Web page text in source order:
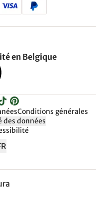
en Belgique
Conditions générales
des données